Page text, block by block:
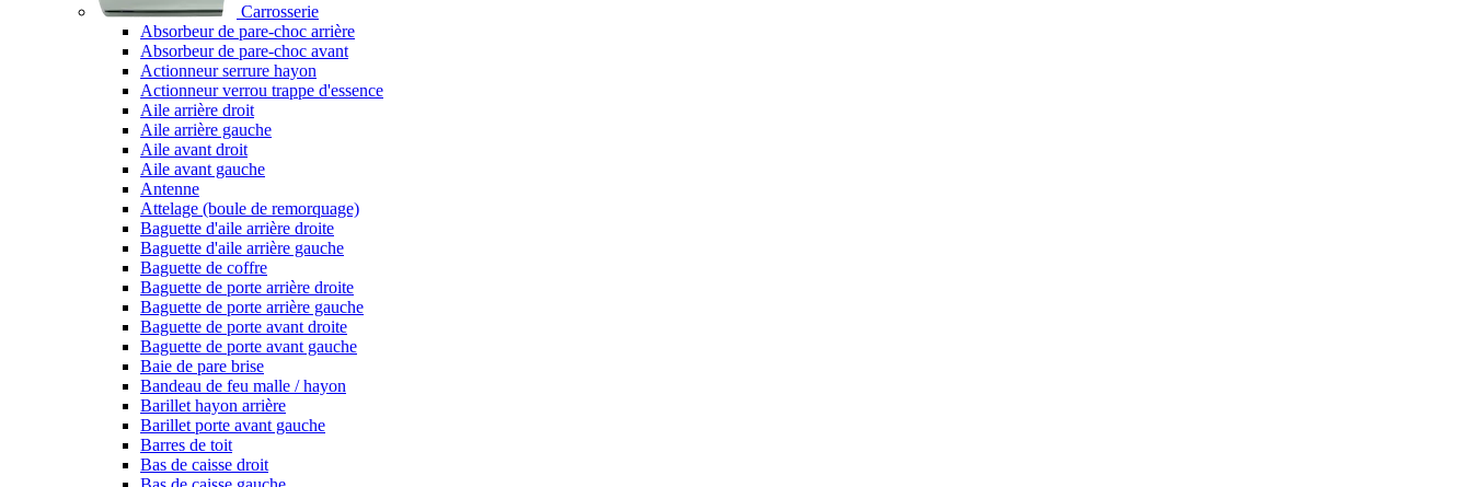
Carrosserie
Absorbeur de pare-choc arrière
Absorbeur de pare-choc avant
Actionneur serrure hayon
Actionneur verrou trappe d'essence
Aile arrière droit
Aile arrière gauche
Aile avant droit
Aile avant gauche
Antenne
Attelage (boule de remorquage)
Baguette d'aile arrière droite
Baguette d'aile arrière gauche
Baguette de coffre
Baguette de porte arrière droite
Baguette de porte arrière gauche
Baguette de porte avant droite
Baguette de porte avant gauche
Baie de pare brise
Bandeau de feu malle / hayon
Barillet hayon arrière
Barillet porte avant gauche
Barres de toit
Bas de caisse droit